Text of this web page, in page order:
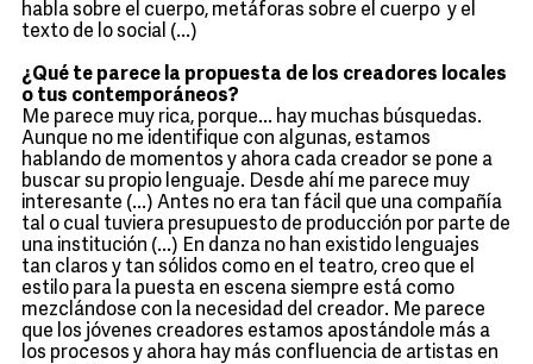
habla sobre el cuerpo, metáforas sobre el cuerpo y el
texto de lo social (...)
¿Qué te parece la propuesta de los creadores locales
o tus contemporáneos?
Me parece muy rica, porque... hay muchas búsquedas.
Aunque no me identifique con algunas, estamos
hablando de momentos y ahora cada creador se pone a
buscar su propio lenguaje. Desde ahí me parece muy
interesante (...) Antes no era tan fácil que una compañía
tal o cual tuviera presupuesto de producción por parte de
una institución (...) En danza no han existido lenguajes
tan claros y tan sólidos como en el teatro, creo que el
estilo para la puesta en escena siempre está como
mezclándose con la necesidad del creador. Me parece
que los jóvenes creadores estamos apostándole más a
los procesos y ahora hay más confluencia de artistas en